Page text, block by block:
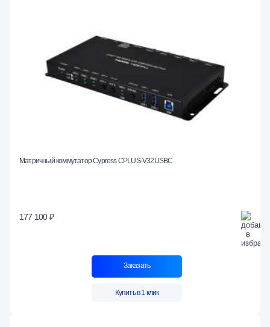
Матричный коммутатор Cypress CPLUS-V32USBC
177 100 ₽
Заказать
Купить в 1 клик